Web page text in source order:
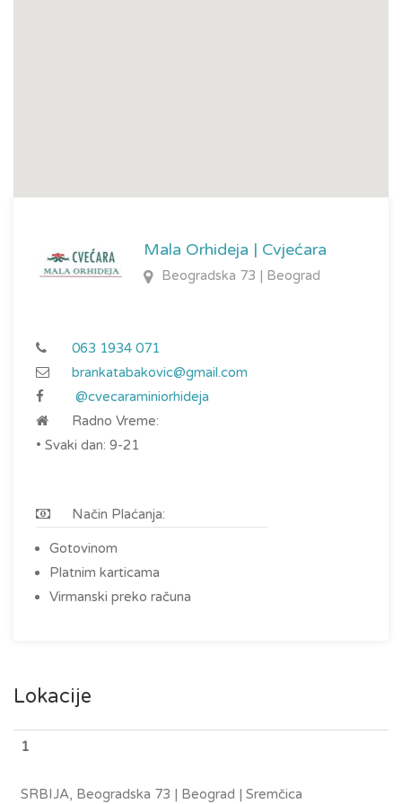
Mala Orhideja | Cvjećara
Beogradska 73 | Beograd
063 1934 071
brankatabakovic@gmail.com
@cvecaraminiorhideja
Radno Vreme:
• Svaki dan: 9-21
Način Plaćanja:
Gotovinom
Platnim karticama
Virmanski preko računa
Lokacije
1
SRBIJA, Beogradska 73 | Beograd | Sremčica